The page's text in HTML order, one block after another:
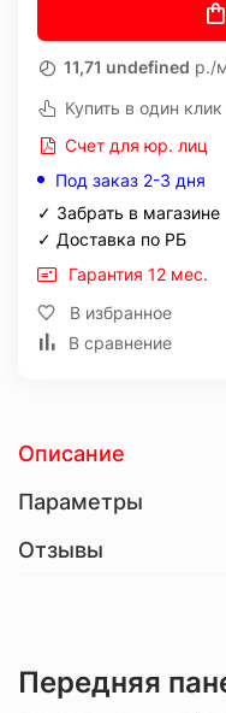
11,71 undefined р./
Купить в один клик
Счет для юр. лиц
Под заказ 2-3 дня
✓ Забрать в магазине
✓ Доставка по РБ
Гарантия 12 мес.
В избранное
В сравнение
Описание
Параметры
Отзывы
Передняя